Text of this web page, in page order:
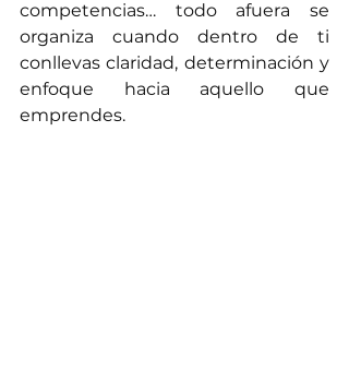
competencias… todo afuera se
organiza cuando dentro de ti
conllevas claridad, determinación y
enfoque hacia aquello que
emprendes.